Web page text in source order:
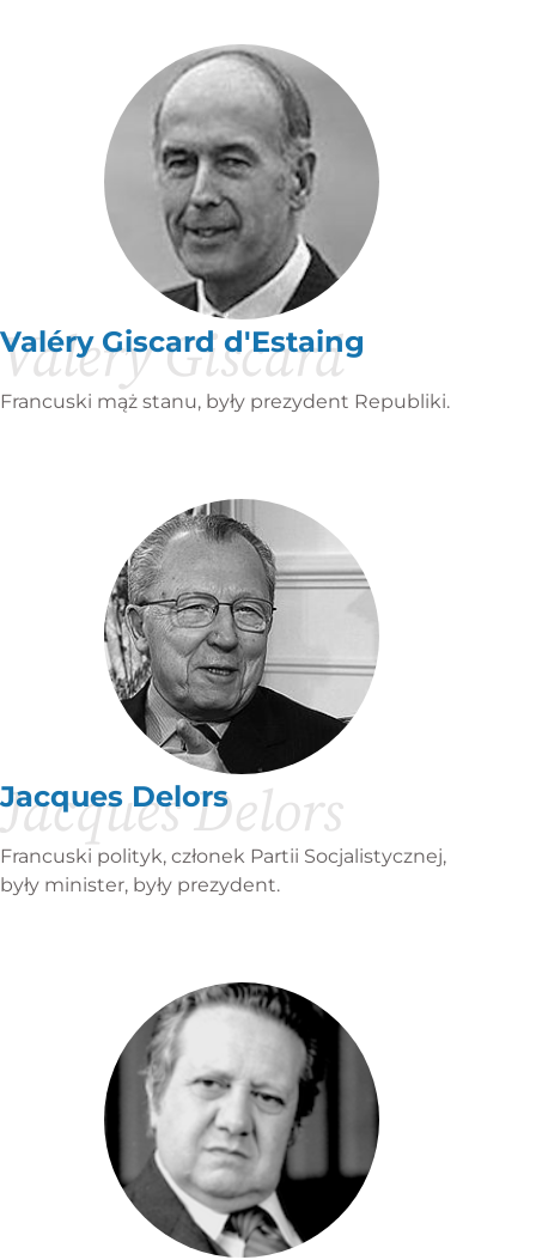
Valery Giscard
Valéry Giscard d'Estaing
Francuski mąż stanu, były prezydent Republiki.
Jacques Delors
Jacques Delors
Francuski polityk, członek Partii Socjalistycznej,
były minister, były prezydent.